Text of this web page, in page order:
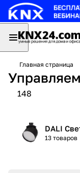
Главная страница
148
DALI
13 товаров